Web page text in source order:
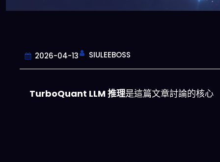
2026-04-13 SIULEEBOSS
TurboQuant LLM 推理是這篇文章討論的核心